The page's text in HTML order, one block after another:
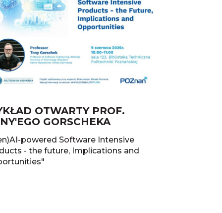
OTWARTY PROF.
GORSCHEKA
powered Software Intensive
- the future, Implications and